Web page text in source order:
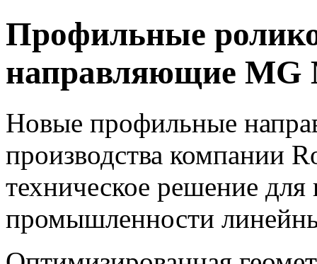
Профильные
направляющие MG
Новые профильные
производства компании
техническое решение
промышленности